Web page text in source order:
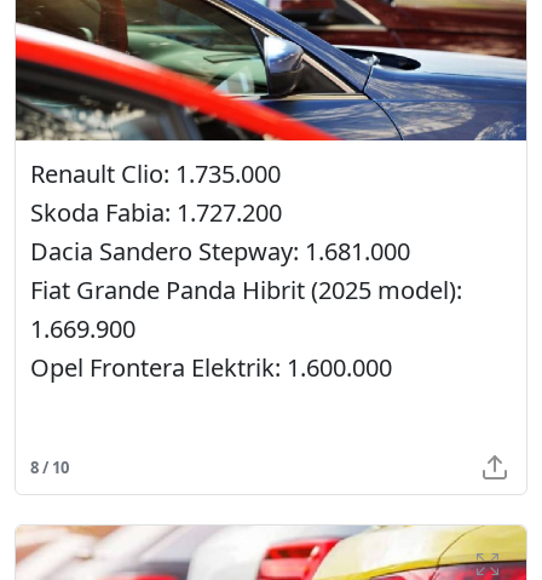
Renault Clio: 1.735.000
Skoda Fabia: 1.727.200
Dacia Sandero Stepway: 1.681.000
Fiat Grande Panda Hibrit (2025 model):
1.669.900
Opel Frontera Elektrik: 1.600.000
8 / 10